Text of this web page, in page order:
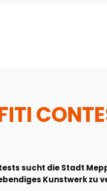
sucht die Stadt
Kunstwerk zu